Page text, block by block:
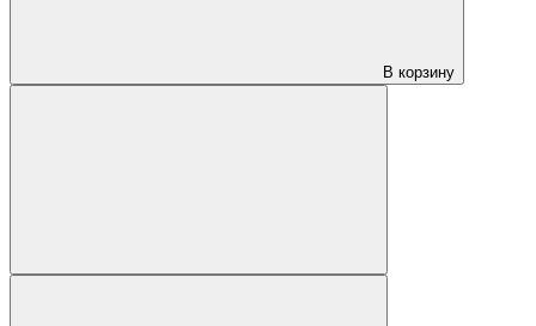
В корзину